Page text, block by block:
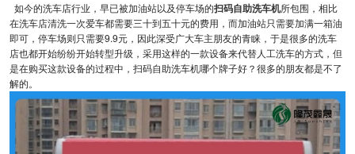
如今的洗车店行业，早已被加油站以及停车场的扫码自助洗车机所包围，相比
在洗车店清洗一次爱车都需要三十到五十元的费用，而加油站只需要加满一箱油
即可，停车场则只需要9.9元，因此深受广大车主朋友的青睐，于是很多的洗车
店也都开始纷纷开始转型升级，采用这样的一款设备来代替人工洗车的方式，但
是在购买这款设备的过程中，扫码自助洗车机哪个牌子好？很多的朋友都是不了
解的。